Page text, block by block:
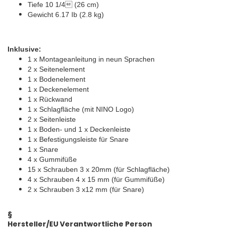
Tiefe 10 1/4 (26 cm)
Gewicht 6.17 Ib (2.8 kg)
Inklusive:
1 x Montageanleitung in neun Sprachen
2 x Seitenelement
1 x Bodenelement
1 x Deckenelement
1 x Rückwand
1 x Schlagfläche (mit NINO Logo)
2 x Seitenleiste
1 x Boden- und 1 x Deckenleiste
1 x Befestigungsleiste für Snare
1 x Snare
4 x Gummifüße
15 x Schrauben 3 x 20mm (für Schlagfläche)
4 x Schrauben 4 x 15 mm (für Gummifüße)
2 x Schrauben 3 x12 mm (für Snare)
§
Hersteller/EU Verantwortliche Person